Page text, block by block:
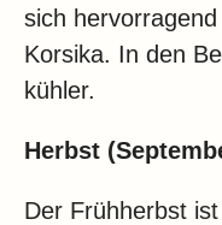
sich
Korsika. In den
kühler.
Herbst
Der Frühherbst